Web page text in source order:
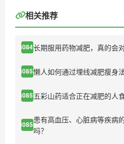
相关推荐
30847长期服用药物减肥，真的会
30855懒人如何通过埋线减肥瘦身
30857五彩山药适合正在减肥的人
30858
患有高血压、心脏病等疾病
吗？